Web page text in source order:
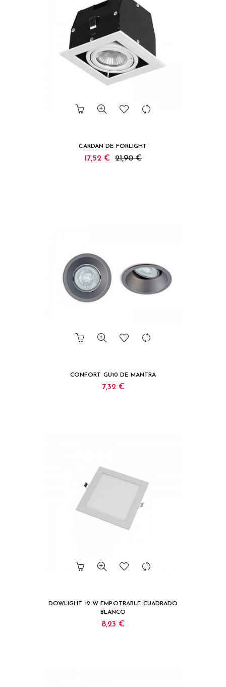
CARDAN DE FORLIGHT
17,52 € 21,90 €
CONFORT GU10 DE MANTRA
7,32 €
DOWLIGHT 12 W EMPOTRABLE CUADRADO
BLANCO
8,23 €